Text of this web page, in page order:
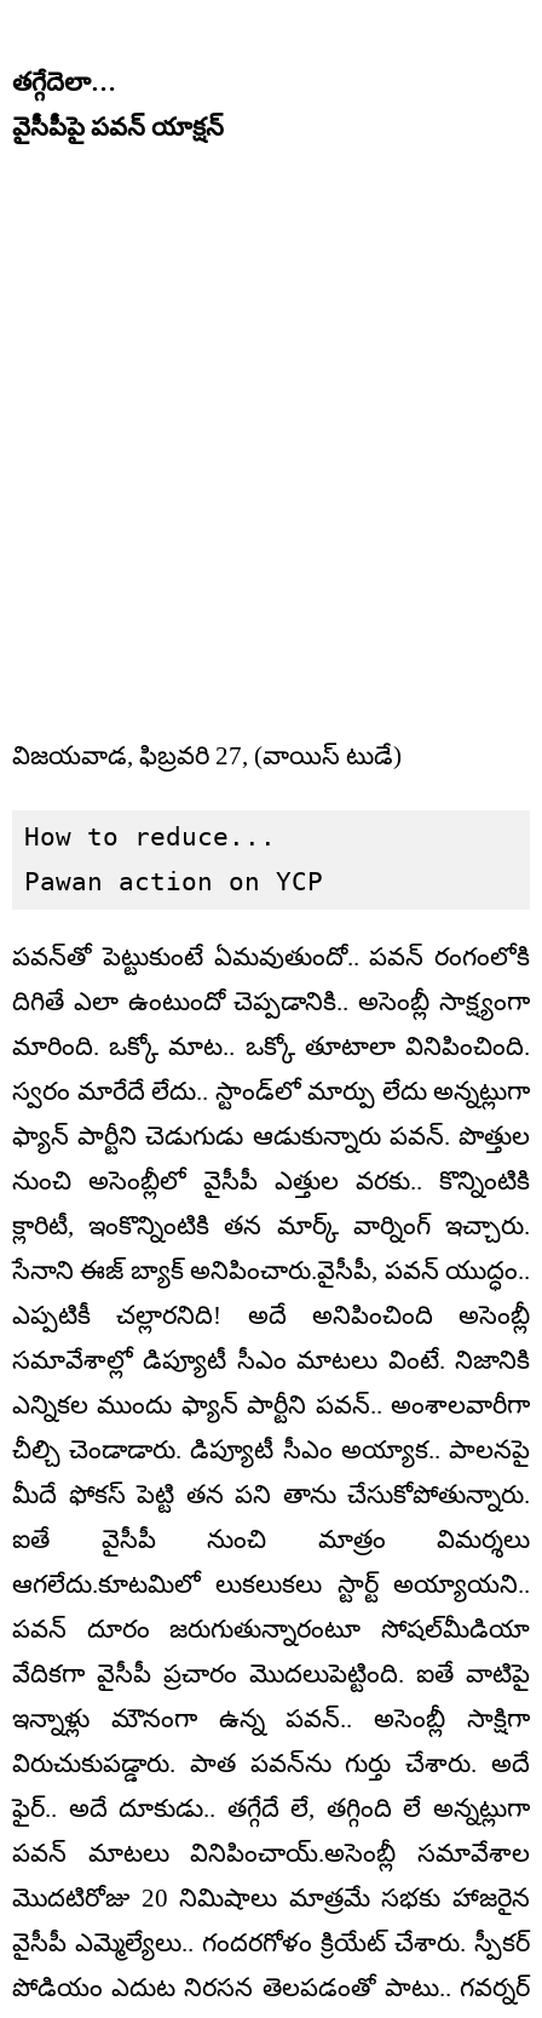
తగ్గేదెలా…
వైసీపీపై పవన్ యాక్షన్
విజయవాడ, ఫిబ్రవరి 27, (వాయిస్ టుడే)
How to reduce...
Pawan action on YCP
పవన్‌తో పెట్టుకుంటే ఏమవుతుందో.. పవన్ రంగంలోకి
దిగితే ఎలా ఉంటుందో చెప్పడానికి.. అసెంబ్లీ సాక్ష్యంగా
మారింది. ఒక్కో మాట.. ఒక్కో తూటాలా వినిపించింది.
స్వరం మారేదే లేదు.. స్టాండ్‌లో మార్పు లేదు అన్నట్లుగా
ఫ్యాన్ పార్టీని చెడుగుడు ఆడుకున్నారు పవన్. పొత్తుల
నుంచి అసెంబ్లీలో వైసీపీ ఎత్తుల వరకు.. కొన్నింటికి
క్లారిటీ, ఇంకొన్నింటికి తన మార్క్ వార్నింగ్ ఇచ్చారు.
సేనాని ఈజ్ బ్యాక్ అనిపించారు.వైసీపీ, పవన్ యుద్ధం..
ఎప్పటికీ చల్లారనిది! అదే అనిపించింది అసెంబ్లీ
సమావేశాల్లో డిప్యూటీ సీఎం మాటలు వింటే. నిజానికి
ఎన్నికల ముందు ఫ్యాన్‌ పార్టీని పవన్.. అంశాలవారీగా
చీల్చి చెండాడారు. డిప్యూటీ సీఎం అయ్యాక.. పాలనపై
మీదే ఫోకస్ పెట్టి తన పని తాను చేసుకోపోతున్నారు.
ఐతే వైసీపీ నుంచి మాత్రం విమర్శలు
ఆగలేదు.కూటమిలో లుకలుకలు స్టార్ట్ అయ్యాయని..
పవన్‌ దూరం జరుగుతున్నారంటూ సోషల్‌మీడియా
వేదికగా వైసీపీ ప్రచారం మొదలుపెట్టింది. ఐతే వాటిపై
ఇన్నాళ్లు మౌనంగా ఉన్న పవన్.. అసెంబ్లీ సాక్షిగా
విరుచుకుపడ్డారు. పాత పవన్‌ను గుర్తు చేశారు. అదే
ఫైర్.. అదే దూకుడు.. తగ్గేదే లే, తగ్గింది లే అన్నట్లుగా
పవన్ మాటలు వినిపించాయ్.అసెంబ్లీ సమావేశాల
మొదటిరోజు 20 నిమిషాలు మాత్రమే సభకు హాజరైన
వైసీపీ ఎమ్మెల్యేలు.. గందరగోళం క్రియేట్ చేశారు. స్పీకర్‌
పోడియం ఎదుట నిరసన తెలపడంతో పాటు.. గవర్నర్